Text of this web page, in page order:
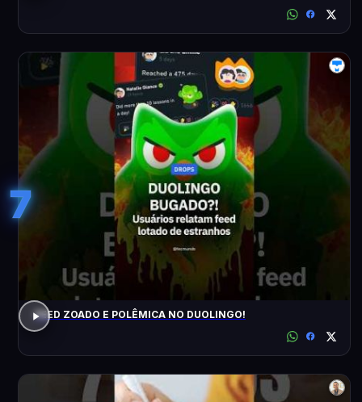
7
FEED ZOADO E POLÊMICA NO DUOLINGO!